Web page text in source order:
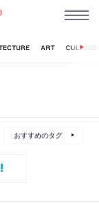
おすすめのタグ